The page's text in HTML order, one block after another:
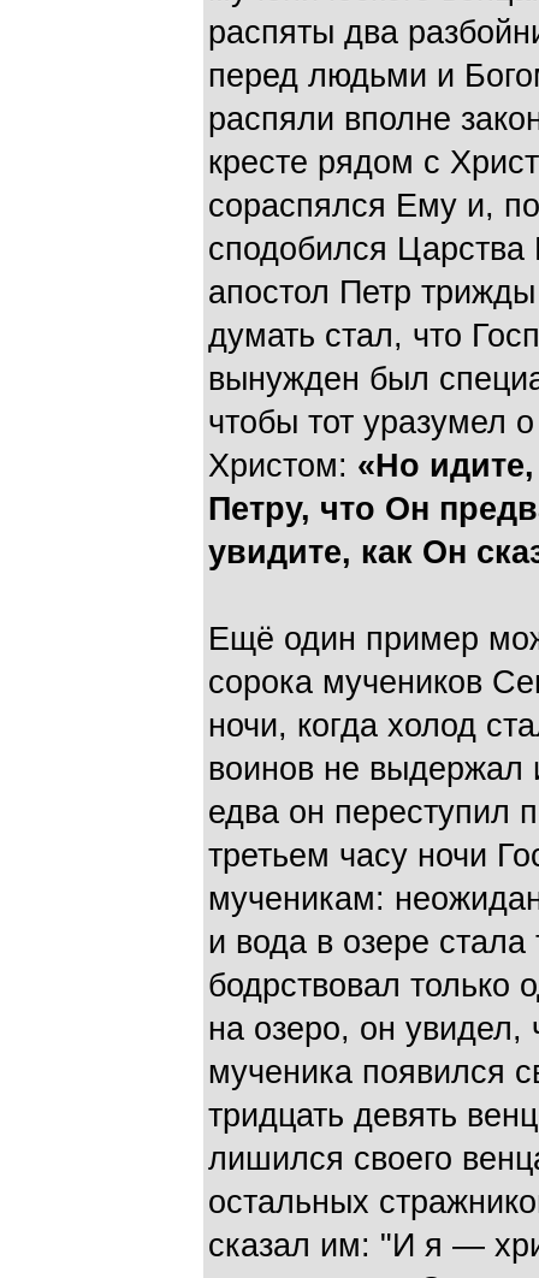
распяты два
перед людьми и
распяли вполне
кресте рядом с
сораспялся Ему и,
сподобился
апостол Петр
думать стал, что
вынужден был
чтобы тот уразумел
Христом: «Но
Петру, что Он
увидите, как Он
Ещё один пример
сорока мучеников
ночи, когда холод
воинов не выдержал
едва он переступил
третьем часу ночи
мученикам:
и вода в озере
бодрствовал только
на озеро, он увидел,
мученика появился
тридцать девять
лишился своего
остальных
сказал им: "И я —